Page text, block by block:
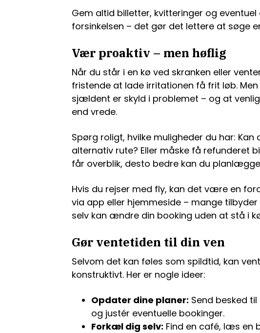
Gem altid billetter, kvitteringer og
forsinkelsen – det gør det lettere at søge
Vær proaktiv – men høflig
Når du står i en kø ved skranken eller
fristende at lade irritationen få frit løb.
sjældent er skyld i problemet – og at
end vrede.
Spørg roligt, hvilke muligheder du har: Kan
alternativ rute? Eller måske få refunderet
får overblik, desto bedre kan du
Hvis du rejser med fly, kan det være en
via app eller hjemmeside – mange
selv kan ændre din booking uden at stå i
Gør ventetiden til din ven
Selvom det kan føles som spildtid, kan
konstruktivt. Her er nogle ideer:
Opdater dine planer: Send besked
og justér eventuelle bookinger.
Forkæl dig selv: Find en café, læs en